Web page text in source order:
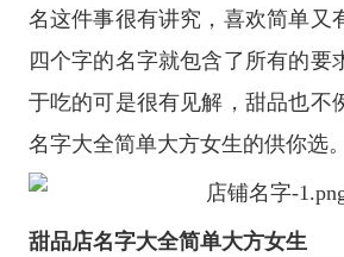
名这件事很有讲究，喜欢简单又
四个字的名字就包含了所有的要
于吃的可是很有见解，甜品也不
名字大全简单大方女生的供你选。
甜品店名字大全简单大方女生